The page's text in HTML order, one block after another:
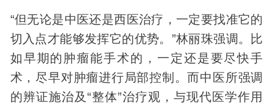
“但无论是中医还是西医治疗，一定要找准它的
切入点才能够发挥它的优势。”林丽珠强调。比
如早期的肿瘤能手术的，一定还是要尽快手
术，尽早对肿瘤进行局部控制。而中医所强调
的辨证施治及“整体”治疗观，与现代医学作用